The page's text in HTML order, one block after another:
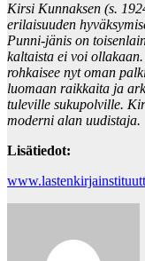
Kirsi Kunnaksen (s.
erilaisuuden
Punni-jänis on
kaltaista ei voi
rohkaisee nyt oman
luomaan raikkaita ja
tuleville sukupolville.
moderni alan uudistaja.
Lisätiedot: